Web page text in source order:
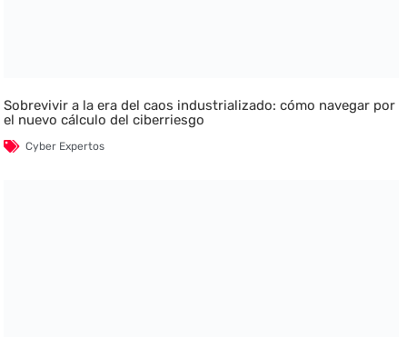
Sobrevivir a la era del caos industrializado: cómo navegar por
el nuevo cálculo del ciberriesgo
Cyber Expertos